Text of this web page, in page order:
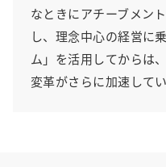
なときにアチーブメン
し、理念中心の経営に
ム」を活用してからは
変革がさらに加速して